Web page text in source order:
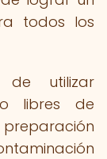
todos los
de utilizar
libres de